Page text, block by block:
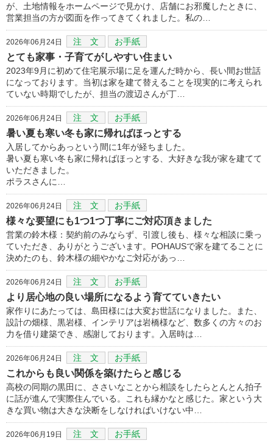
が、土地情報をホームページで見かけ、店舗にお邪魔したときに、
営業担当の方が図面を作ってきてくれました。私の…
2026年06月24日 注 文 お手紙
とても家事・子育てがしやすい住まい
2023年9月に初めて住宅展示場に足を運んだ時から、長い間お世話
になっております。当初は家を建て替えることを現実的に考えられ
ていない時期でしたが、担当の渡辺さんが丁…
2026年06月24日 注 文 お手紙
暑い夏も寒い冬も家に帰ればほっとする
入居してからあっという間に1年が経ちました。
暑い夏も寒い冬も家に帰ればほっとする、大好きな我が家を建てて
いただきました。
ポラスさんに…
2026年06月24日 注 文 お手紙
様々な要望にも1つ1つ丁寧にご対応頂きました
営業の鈴木様：契約前のみならず、引渡し後も、様々な相談に乗っ
ていただき、ありがとうございます。POHAUSで家を建てることに
決めたのも、鈴木様の細やかなご対応があっ…
2026年06月24日 注 文 お手紙
より居心地の良い場所になるよう育てていきたい
家作りにあたっては、島田様には大変お世話になりました。また、
設計の畑様、黒岩様、インテリアは岩橋様など、数多くの方々のお
力を借り建築でき、感謝しております。入居時は…
2026年06月24日 注 文 お手紙
これからも良い関係を築けたらと感じる
高校の同期の黒田に、ささいなことから相談をしたらとんとん拍子
に話が進んで実際住んでいる。これも縁かなと感じた。家という大
きな買い物は大きな決断をしなければいけない中…
2026年06月19日 注 文 お手紙